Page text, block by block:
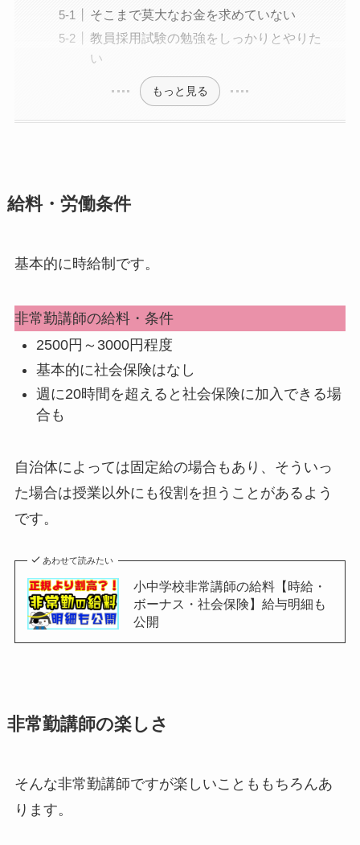
そこまで莫大なお金を求めていない
教員採用試験の勉強をしっかりとやりた
い
もっと見る
給料・労働条件
基本的に時給制です。
非常勤講師の給料・条件
2500円～3000円程度
基本的に社会保険はなし
週に20時間を超えると社会保険に加入できる場
合も
自治体によっては固定給の場合もあり、そういっ
た場合は授業以外にも役割を担うことがあるよう
です。
あわせて読みたい
小中学校非常講師の給料【時給・
ボーナス・社会保険】給与明細も
公開
非常勤講師の楽しさ
そんな非常勤講師ですが楽しいことももちろんあ
ります。